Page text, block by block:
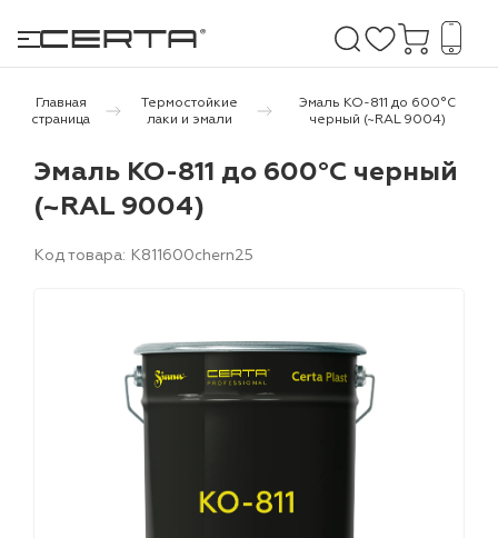
покрытия
и дачи
Главная
страница
Термостойкие
лаки и эмали
Эмаль КО-811 до 600°С
черный (~RAL 9004)
Эмаль КО-811 до 600°С черный
(~RAL 9004)
Код товара: K811600chern25